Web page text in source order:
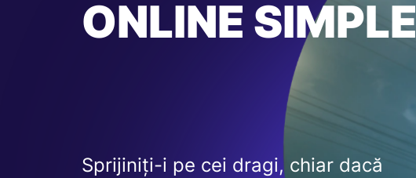
ONLINE SIMPLE
Sprijiniți-i pe cei dragi, chiar dacă